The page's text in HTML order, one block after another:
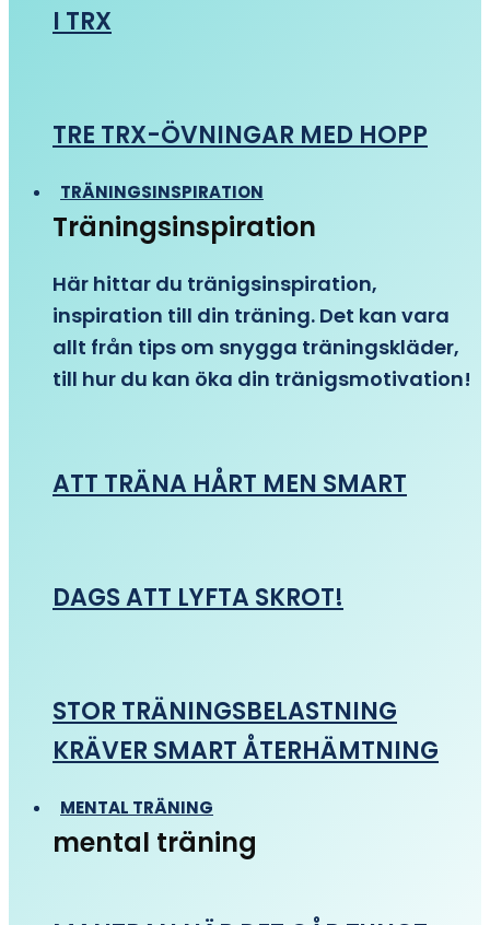
I TRX
TRE TRX-ÖVNINGAR MED HOPP
TRÄNINGSINSPIRATION
Träningsinspiration
Här hittar du tränigsinspiration,
inspiration till din träning. Det kan vara
allt från tips om snygga träningskläder,
till hur du kan öka din tränigsmotivation!
ATT TRÄNA HÅRT MEN SMART
DAGS ATT LYFTA SKROT!
STOR TRÄNINGSBELASTNING
KRÄVER SMART ÅTERHÄMTNING
MENTAL TRÄNING
mental träning